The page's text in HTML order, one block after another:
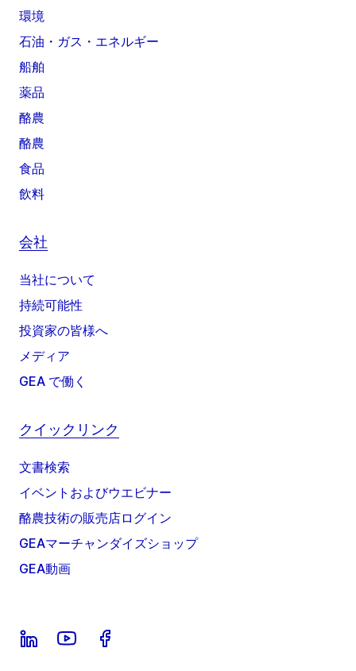
環境
石油・ガス・エネルギー
船舶
薬品
酪農
酪農
食品
飲料
会社
当社について
持続可能性
投資家の皆様へ
メディア
GEA で働く
クイックリンク
文書検索
イベントおよびウエビナー
酪農技術の販売店ログイン
GEAマーチャンダイズショップ
GEA動画